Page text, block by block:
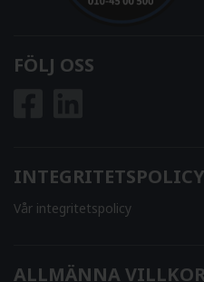
FÖLJ OSS
INTEGRITETSPOLICY
Vår integritetspolicy
ALLMÄNNA